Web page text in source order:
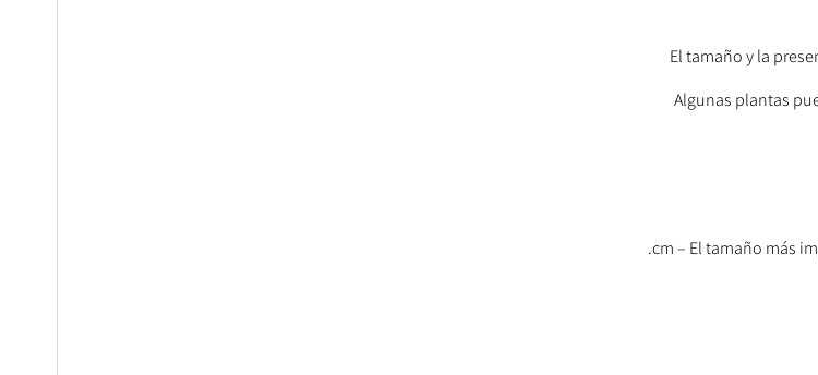
El tamaño y la
Algunas plantas